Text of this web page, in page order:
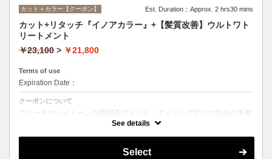
カット＋カラー【クーポン】 Est. Duration：Approx. 2 hrs30 mins
カット+リタッチ『イノアカラー』+【髪質改善】ウルトワト
リートメント
￥23,100 > ￥21,800
Terms of use
Expiration Date：
クーポンについて
ブリーチやハイトーンの韓国系アイドル、エイジング毛にお悩みの美魔
女も夢中！全ての世代、髪質、メニューに対応できる髪質改善トリート
See details
Select